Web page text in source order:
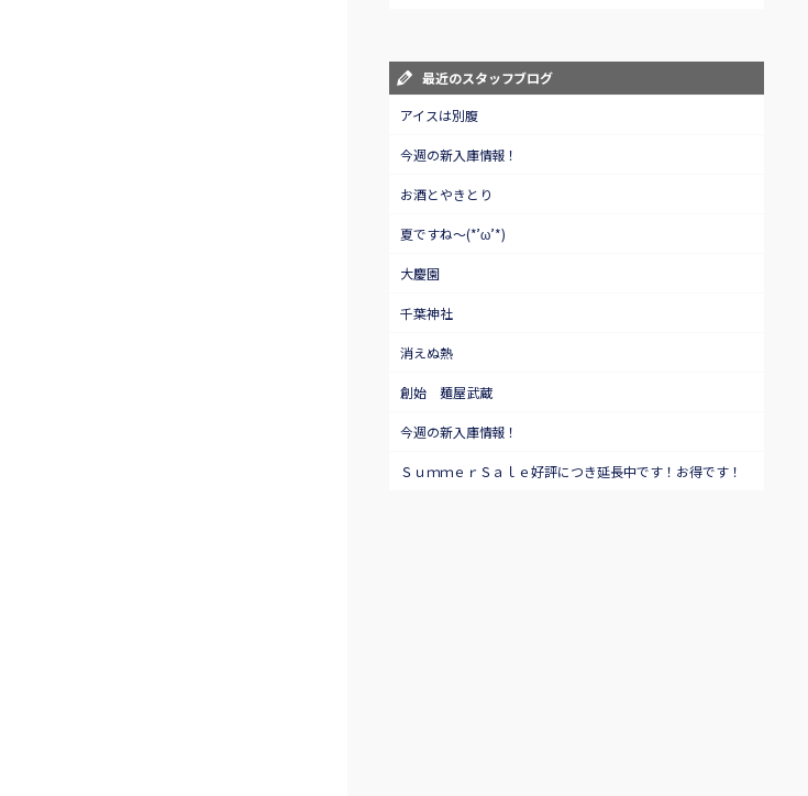
最近のスタッフブログ
アイスは別腹
今週の新入庫情報！
お酒とやきとり
夏ですね～(*’ω’*)
大慶園
千葉神社
消えぬ熱
創始 麺屋武蔵
今週の新入庫情報！
ＳｕｍｍｅｒＳａｌｅ好評につき延長中です！お得です！